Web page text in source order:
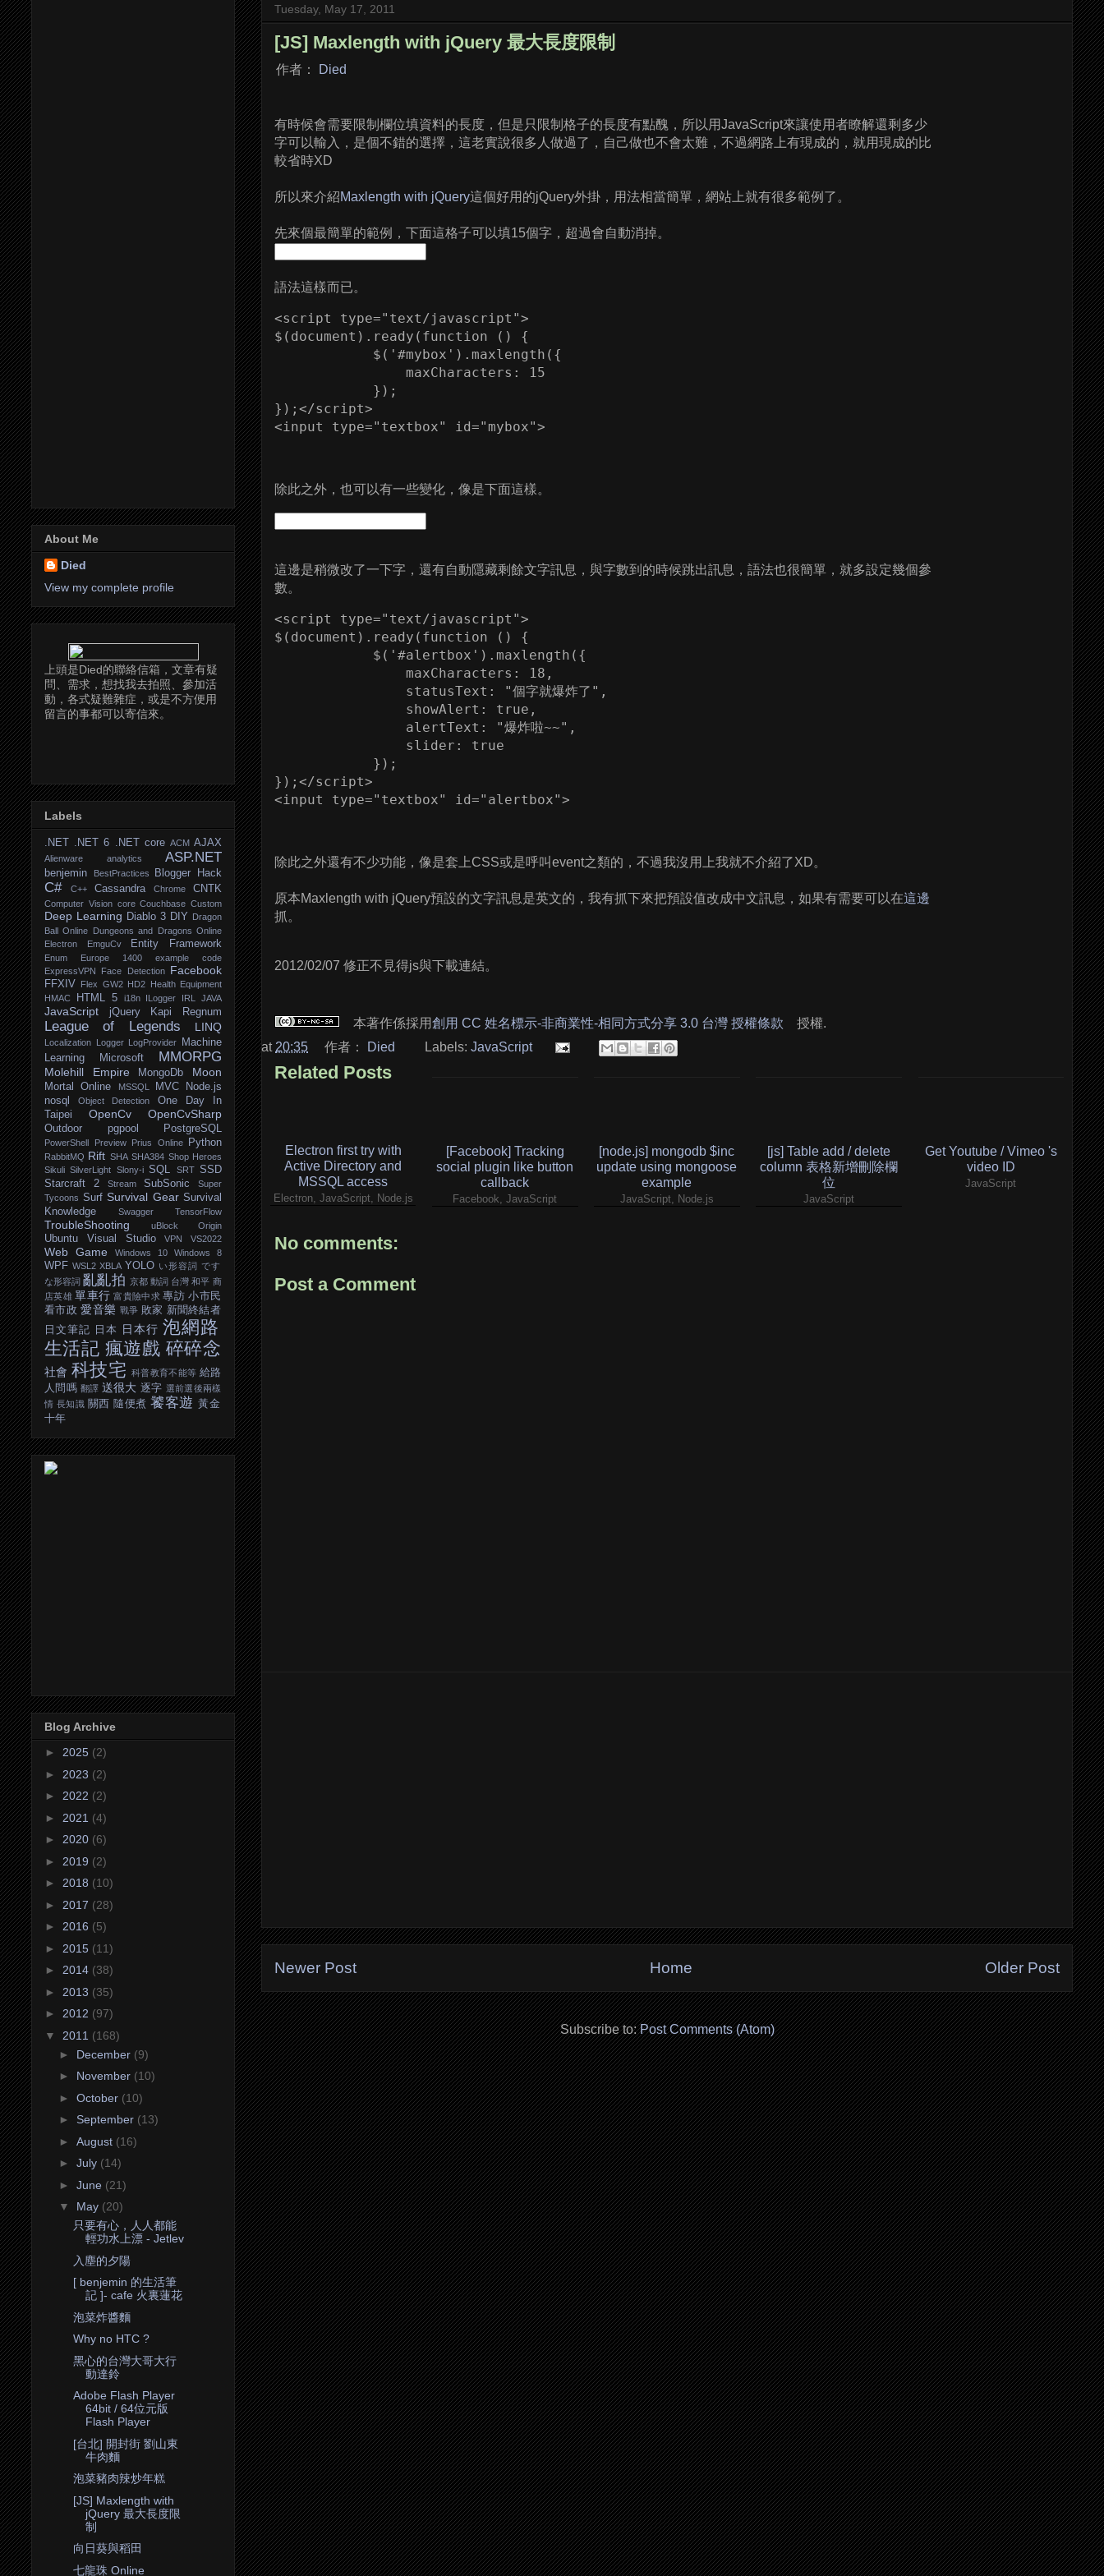
Tuesday, May 17, 2011
[JS] Maxlength with jQuery 最大長度限制
作者： Died
有時候會需要限制欄位填資料的長度，但是只限制格子的長度有點醜，所以用JavaScript來讓使用者瞭解還剩多少
字可以輸入，是個不錯的選擇，這老實說很多人做過了，自己做也不會太難，不過網路上有現成的，就用現成的比
較省時XD
所以來介紹Maxlength with jQuery這個好用的jQuery外掛，用法相當簡單，網站上就有很多範例了。
先來個最簡單的範例，下面這格子可以填15個字，超過會自動消掉。
語法這樣而已。
<script type="text/javascript">
$(document).ready(function () {
            $('#mybox').maxlength({
                maxCharacters: 15
            });
});</script>
除此之外，也可以有一些變化，像是下面這樣。
這邊是稍微改了一下字，還有自動隱藏剩餘文字訊息，與字數到的時候跳出訊息，語法也很簡單，就多設定幾個參
數。
<script type="text/javascript">
$(document).ready(function () {
            $('#alertbox').maxlength({
                maxCharacters: 18,
                statusText: "個字就爆炸了",
                showAlert: true,
                alertText: "爆炸啦~~",
                slider: true
            });
});</script>
<input type="textbox" id="alertbox">
除此之外還有不少功能，像是套上CSS或是呼叫event之類的，不過我沒用上我就不介紹了XD。
原本Maxlength with jQuery預設的文字訊息是英文的，我有抓下來把預設值改成中文訊息，如果有需要可以在這邊
抓。
2012/02/07 修正不見得js與下載連結。
本著作係採用創用 CC 姓名標示-非商業性-相同方式分享 3.0 台灣 授權條款
授權.
at 20:35 作者： Died Labels: JavaScript
Related Posts
Electron first try with
Active Directory and
MSSQL access
Electron, JavaScript, Node.js
[Facebook] Tracking
social plugin like button
callback
Facebook, JavaScript
[node.js] mongodb $inc
update using mongoose
example
JavaScript, Node.js
[js] Table add / delete
column 表格新增刪除欄
位
JavaScript
Get Youtube / Vimeo 's
video ID
JavaScript
No comments:
Post a Comment
Newer Post Older Post
Home
Subscribe to:Post Comments (Atom)
About Me
Died
View my complete profile
上頭是Died的聯絡信箱，文章有疑
問、需求，想找我去拍照、參加活
動，各式疑難雜症，或是不方便用
留言的事都可以寄信來。
Labels
.NET .NET 6 .NET core ACM AJAX
Alienware analytics ASP.NET
benjemin BestPractices Blogger Hack
C# C++ Cassandra Chrome CNTK
Computer Vision core Couchbase Custom
Deep Learning Diablo 3 DIY Dragon
Ball Online Dungeons and Dragons Online
Electron
EmguCv Entity Framework
Enum Europe 1400
example code
ExpressVPN
Face Detection Facebook
FFXIV Flex GW2 HD2 Health Equipment
HMAC
HTML 5 i18n ILogger IRL JAVA
JavaScript jQuery Kapi Regnum
League of Legends LINQ
Localization Logger LogProvider
Machine
Learning
Microsoft MMORPG
Molehill Empire MongoDb Moon
Mortal Online MSSQL MVC
Node.js
nosql
Object Detection
One Day In
Taipei
OpenCv OpenCvSharp
Outdoor pgpool PostgreSQL
PowerShell Preview Prius Online Python
RabbitMQ Rift SHA SHA384 Shop Heroes
Sikuli SilverLight Slony-i SQL SRT SSD
Starcraft 2
Stream SubSonic
Super
Tycoons Surf Survival Gear Survival
Knowledge
Swagger TensorFlow
TroubleShooting uBlock Origin
Ubuntu Visual Studio VPN VS2022
Web Game Windows 10 Windows 8
WPF WSL2 XBLA YOLO い形容詞 です
な形容詞 亂亂拍 京都 動詞 台灣 和平 商
店英雄 單車行 富貴險中求 專訪 小市民
看市政 愛音樂 戰爭 敗家 新聞終結者
日文筆記
日本 日本行 泡網路
生活記 瘋遊戲 碎碎念
社會 科技宅 科普教育不能等 給路
人問嗎 翻譯 送很大 逐字 選前選後兩樣
情 長知識 關西 隨便煮 饕客遊 黃金
十年
Blog Archive
► 2025 (2)
► 2023 (2)
► 2022 (2)
► 2021 (4)
► 2020 (6)
► 2019 (2)
► 2018 (10)
► 2017 (28)
► 2016 (5)
► 2015 (11)
► 2014 (38)
► 2013 (35)
► 2012 (97)
▼ 2011 (168)
► December (9)
► November (10)
► October (10)
► September (13)
► August (16)
► July (14)
► June (21)
▼ May (20)
只要有心，人人都能
輕功水上漂 - Jetlev
入塵的夕陽
[ benjemin 的生活筆
記 ]- cafe 火裏蓮花
泡菜炸醬麵
Why no HTC ?
黑心的台灣大哥大行
動達鈴
Adobe Flash Player
64bit / 64位元版
Flash Player
[台北] 開封街 劉山東
牛肉麵
泡菜豬肉辣炒年糕
[JS] Maxlength with
jQuery 最大長度限
制
向日葵與稻田
七龍珠 Online